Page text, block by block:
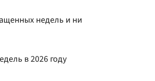
недель и ни
в 2026 году